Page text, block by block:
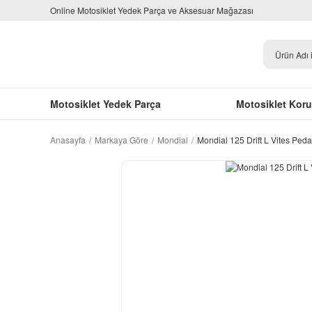
Online Motosiklet Yedek Parça ve Aksesuar Mağazası
Motosiklet Yedek Parça Motosiklet
Anasayfa Markaya Göre Mondial Mondial 125 Drift L Vites